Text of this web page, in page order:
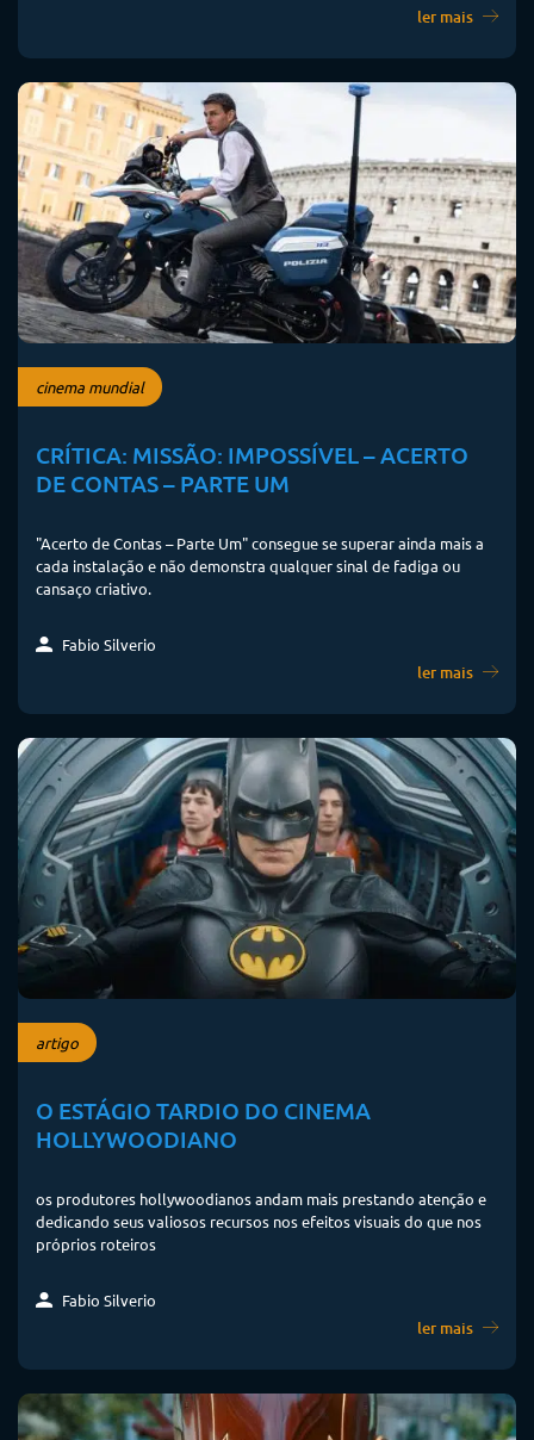
ler mais
cinema mundial
CRÍTICA: MISSÃO: IMPOSSÍVEL – ACERTO
DE CONTAS – PARTE UM
"Acerto de Contas – Parte Um" consegue se superar ainda mais a
cada instalação e não demonstra qualquer sinal de fadiga ou
cansaço criativo.
Fabio Silverio
ler mais
artigo
O ESTÁGIO TARDIO DO CINEMA
HOLLYWOODIANO
os produtores hollywoodianos andam mais prestando atenção e
dedicando seus valiosos recursos nos efeitos visuais do que nos
próprios roteiros
Fabio Silverio
ler mais